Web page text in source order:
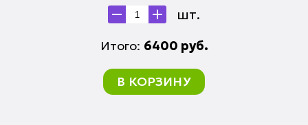
шт.
Итого: 6400 руб.
В КОРЗИНУ